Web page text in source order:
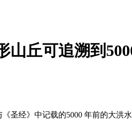
山丘可追溯到
圣经》中记载的5000 年前的大